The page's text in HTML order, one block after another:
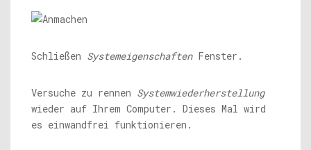
Schließen SystemeigenschaftenFenster.
Versuche zu rennen Systemwiederherstellung
wieder auf Ihrem Computer. Dieses Mal wird
es einwandfrei funktionieren.